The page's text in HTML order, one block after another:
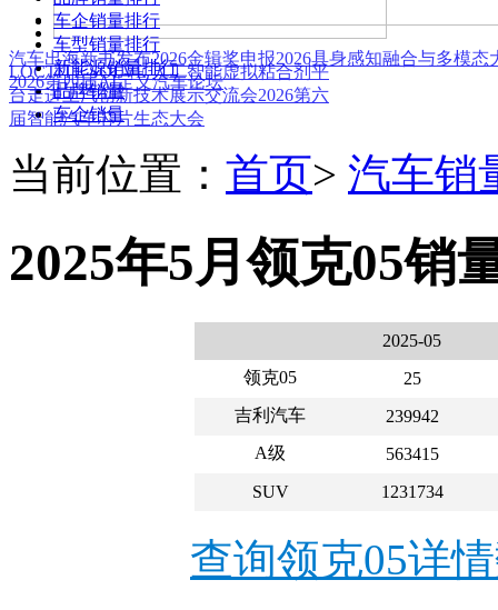
汽车出海新书发布2026金辑奖申报2026具身感知融合与多模态
2026第四届AI定义汽车论坛
LOCTITE SOLVE 人工智能虚拟粘合剂平
台走进上汽创新技术展示交流会2026第六
届智能汽车芯片生态大会
车企销量排行
车型销量排行
新能源销量排行
品牌销量
车企销量
当前位置： 首页> 汽车销
2025年5月领克05销
2025-05
领克05
25
吉利汽车
239942
A级
563415
SUV
1231734
查询领克05详